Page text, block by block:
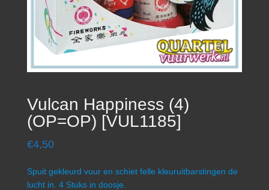
Vulcan Happiness (4)
(OP=OP) [VUL1185]
€4,50
Spuit gekleurd vuur en schiet felle kleuruitbarstingen de
lucht in. 4 Stuks in doosje.